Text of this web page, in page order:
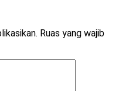
Ruas yang wajib